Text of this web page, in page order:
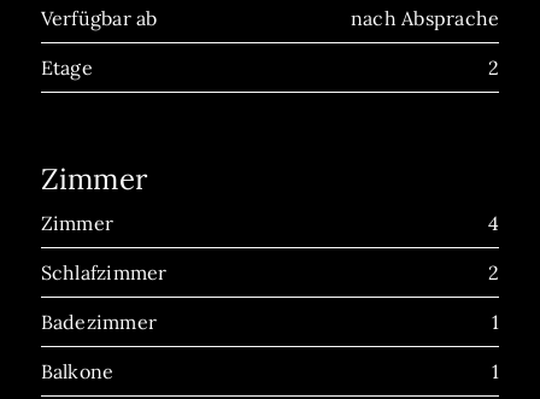
Verfügbar ab nach Absprache
Etage 2
Zimmer
Zimmer 4
Schlafzimmer 2
Badezimmer 1
Balkone 1